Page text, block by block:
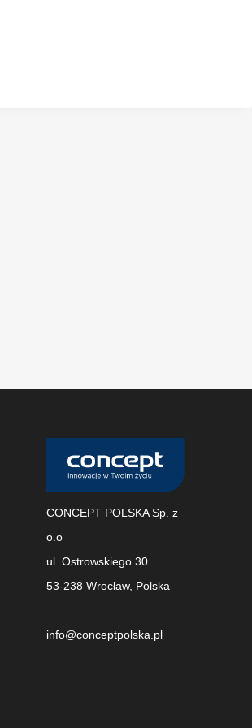
CONCEPT POLSKA Sp. z
o.o
ul. Ostrowskiego 30
53-238 Wrocław, Polska
info@conceptpolska.pl